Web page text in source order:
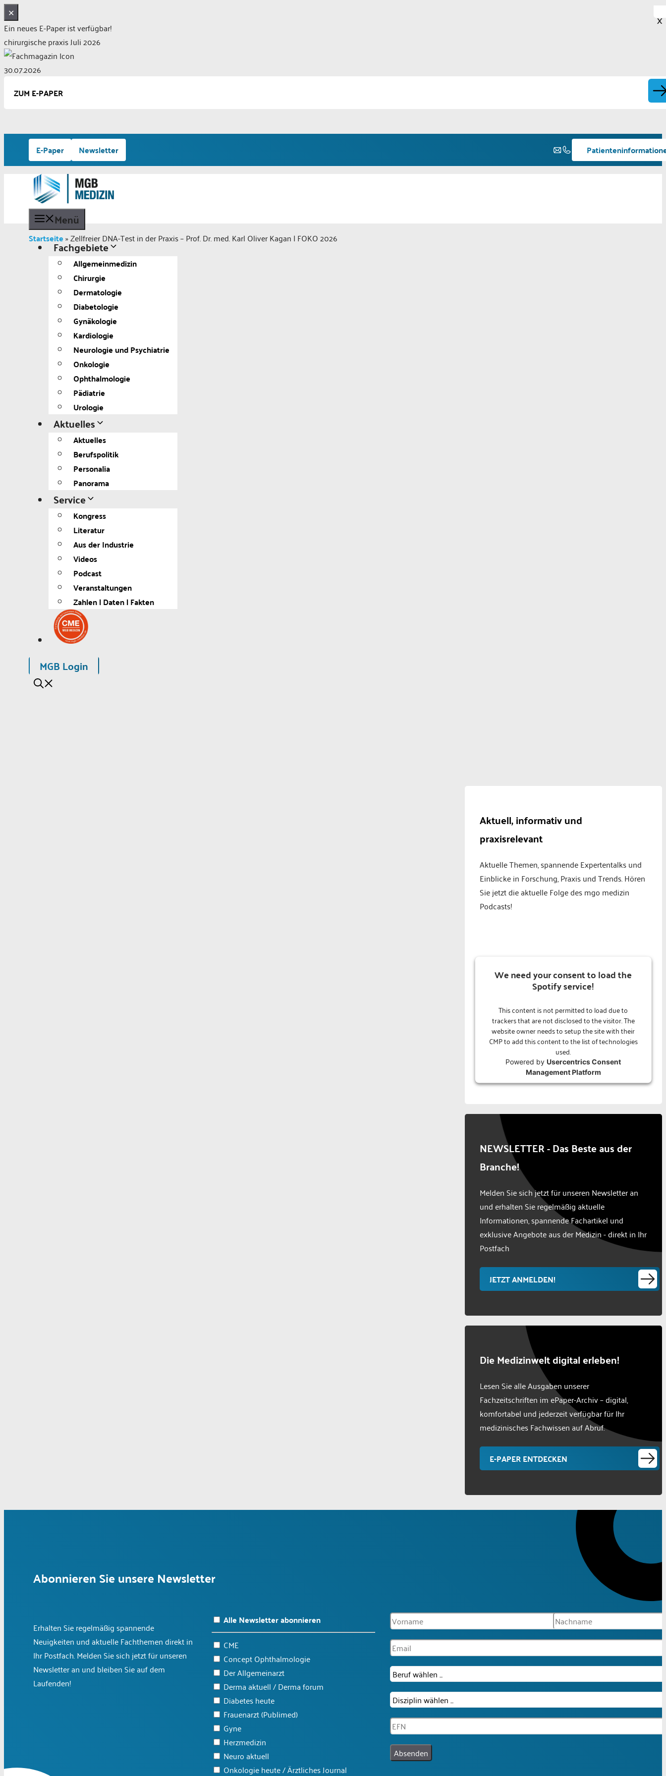
✕
Ein neues E-Paper ist verfügbar!
chirurgische praxis Juli 2026
30.07.2026
ZUM E-PAPER
springen
E-Paper Newsletter
Menü
Fachgebiete
Allgemeinmedizin
Chirurgie
Dermatologie
Diabetologie
Gynäkologie
Kardiologie
Neurologie und Psychiatrie
Onkologie
Ophthalmologie
Pädiatrie
Urologie
Aktuelles
Aktuelles
Berufspolitik
Personalia
Panorama
Service
Kongress
Literatur
Aus der Industrie
Videos
Podcast
Veranstaltungen
Zahlen | Daten | Fakten
MGB Login
Startseite»Zellfreier DNA-Test in der Praxis – Prof. Dr. med. Karl Oliver Kagan | FOKO 2026
Aktuell, informativ und
praxisrelevant
Aktuelle Themen, spannende Expertentalks und
Einblicke in Forschung, Praxis und Trends. Hören
Sie jetzt die aktuelle Folge des mgo medizin
Podcasts!
We need your consent to load the
Spotify service!
This content is not permitted to load due to
trackers that are not disclosed to the visitor. The
website owner needs to setup the site with their
CMP to add this content to the list of technologies
used.
Powered byUsercentrics Consent
Management Platform
NEWSLETTER - Das Beste aus der
Branche!
Melden Sie sich jetzt für unseren Newsletter an
und erhalten Sie regelmäßig aktuelle
Informationen, spannende Fachartikel und
exklusive Angebote aus der Medizin - direkt in Ihr
Postfach
JETZT ANMELDEN!
Die Medizinwelt digital erleben!
Lesen Sie alle Ausgaben unserer
Fachzeitschriften im ePaper-Archiv – digital,
komfortabel und jederzeit verfügbar für Ihr
medizinisches Fachwissen auf Abruf.
E-PAPER ENTDECKEN
Abonnieren Sie unsere Newsletter
Erhalten Sie regelmäßig spannende
Neuigkeiten und aktuelle Fachthemen direkt in
Ihr Postfach. Melden Sie sich jetzt für unseren
Newsletter an und bleiben Sie auf dem
Laufenden!
Alle Newsletter abonnieren
CME
Concept Ophthalmologie
Der Allgemeinarzt
Derma aktuell / Derma forum
Diabetes heute
Frauenarzt (Publimed)
Gyne
Herzmedizin
Neuro aktuell
Onkologie heute / Ärztliches Journal
Absenden
X